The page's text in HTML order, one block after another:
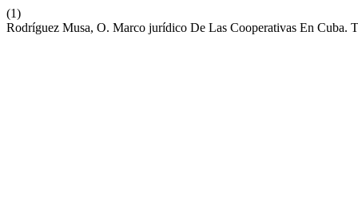
(1)
Rodríguez Musa, O. Marco jurídico De Las Cooperativas En Cuba.